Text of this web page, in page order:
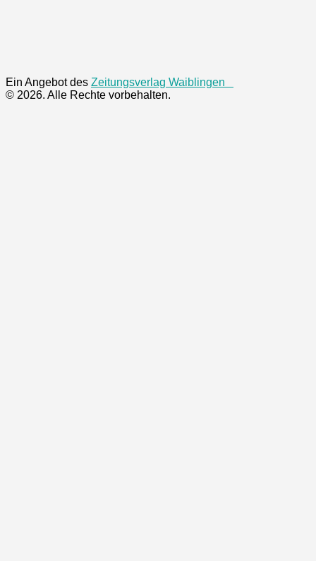
Ein Angebot des Zeitungsverlag Waiblingen
© 2026. Alle Rechte vorbehalten.